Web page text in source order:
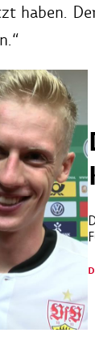
haben.